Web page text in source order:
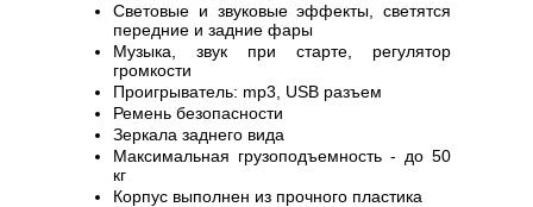
Световые и звуковые эффекты, светятся
передние и задние фары
Музыка, звук при старте, регулятор
громкости
Проигрыватель: mp3, USB разъем
Ремень безопасности
Зеркала заднего вида
Максимальная грузоподъемность - до 50
кг
Корпус выполнен из прочного пластика